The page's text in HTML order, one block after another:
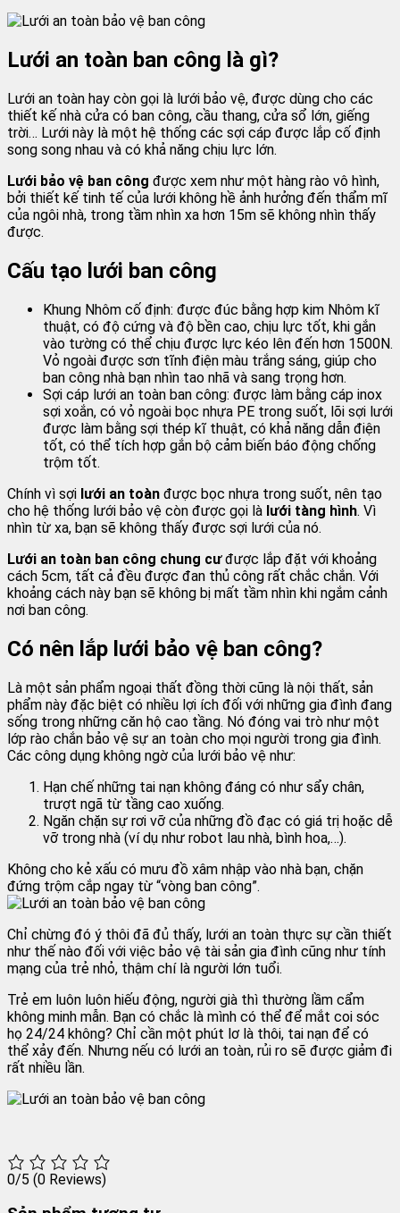
Lưới an toàn ban công là gì?
Lưới an toàn hay còn gọi là lưới bảo vệ, được dùng cho các
thiết kế nhà cửa có ban công, cầu thang, cửa sổ lớn, giếng
trời… Lưới này là một hệ thống các sợi cáp được lắp cố định
song song nhau và có khả năng chịu lực lớn.
Lưới bảo vệ ban công được xem như một hàng rào vô hình,
bởi thiết kế tinh tế của lưới không hề ảnh hưởng đến thẩm mĩ
của ngôi nhà, trong tầm nhìn xa hơn 15m sẽ không nhìn thấy
được.
Cấu tạo lưới ban công
Khung Nhôm cố định: được đúc bằng hợp kim Nhôm kĩ
thuật, có độ cứng và độ bền cao, chịu lực tốt, khi gắn
vào tường có thể chịu được lực kéo lên đến hơn 1500N.
Vỏ ngoài được sơn tĩnh điện màu trắng sáng, giúp cho
ban công nhà bạn nhìn tao nhã và sang trọng hơn.
Sợi cáp lưới an toàn ban công: được làm bằng cáp inox
sợi xoắn, có vỏ ngoài bọc nhựa PE trong suốt, lõi sợi lưới
được làm bằng sợi thép kĩ thuật, có khả năng dẫn điện
tốt, có thể tích hợp gắn bộ cảm biến báo động chống
trộm tốt.
Chính vì sợi lưới an toàn được bọc nhựa trong suốt, nên tạo
cho hệ thống lưới bảo vệ còn được gọi là lưới tàng hình. Vì
nhìn từ xa, bạn sẽ không thấy được sợi lưới của nó.
Lưới an toàn ban công chung cưđược lắp đặt với khoảng
cách 5cm, tất cả đều được đan thủ công rất chắc chắn. Với
khoảng cách này bạn sẽ không bị mất tầm nhìn khi ngắm cảnh
nơi ban công.
Có nên lắp lưới bảo vệ ban công?
Là một sản phẩm ngoại thất đồng thời cũng là nội thất, sản
phẩm này đặc biệt có nhiều lợi ích đối với những gia đình đang
sống trong những căn hộ cao tầng. Nó đóng vai trò như một
lớp rào chắn bảo vệ sự an toàn cho mọi người trong gia đình.
Các công dụng không ngờ của lưới bảo vệ như:
Hạn chế những tai nạn không đáng có như sẩy chân,
trượt ngã từ tầng cao xuống.
Ngăn chặn sự rơi vỡ của những đồ đạc có giá trị hoặc dễ
vỡ trong nhà (ví dụ như robot lau nhà, bình hoa,…).
Không cho kẻ xấu có mưu đồ xâm nhập vào nhà bạn, chặn
đứng trộm cắp ngay từ “vòng ban công”.
Chỉ chừng đó ý thôi đã đủ thấy, lưới an toàn thực sự cần thiết
như thế nào đối với việc bảo vệ tài sản gia đình cũng như tính
mạng của trẻ nhỏ, thậm chí là người lớn tuổi.
Trẻ em luôn luôn hiếu động, người già thì thường lầm cẩm
không minh mẫn. Bạn có chắc là mình có thể để mắt coi sóc
họ 24/24 không? Chỉ cần một phút lơ là thôi, tai nạn để có
thể xảy đến. Nhưng nếu có lưới an toàn, rủi ro sẽ được giảm đi
rất nhiều lần.
0/5 (0 Reviews)